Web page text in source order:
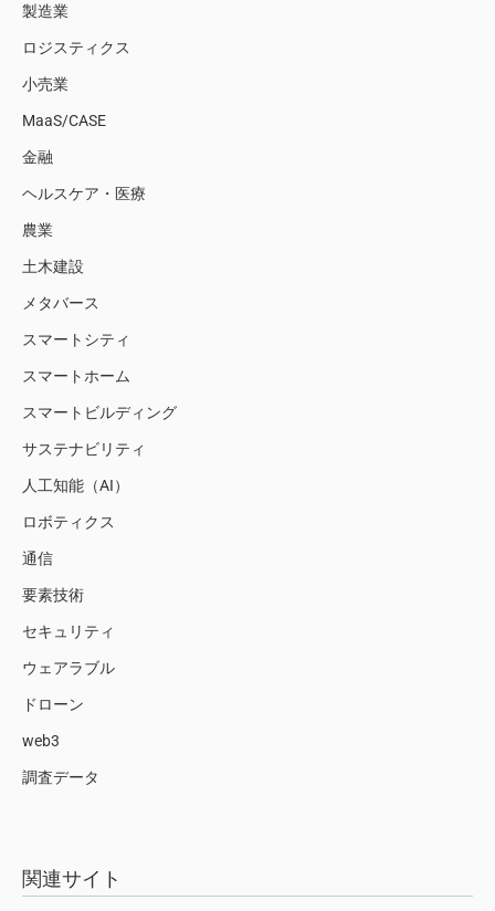
製造業
ロジスティクス
小売業
MaaS/CASE
金融
ヘルスケア・医療
農業
土木建設
メタバース
スマートシティ
スマートホーム
スマートビルディング
サステナビリティ
人工知能（AI）
ロボティクス
通信
要素技術
セキュリティ
ウェアラブル
ドローン
web3
調査データ
関連サイト